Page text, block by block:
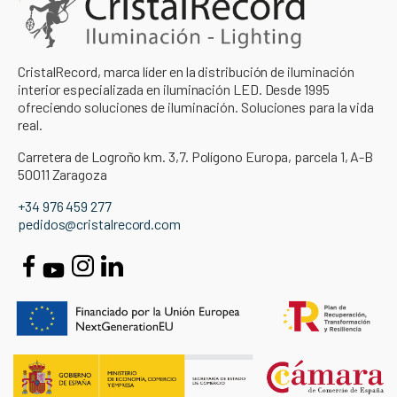
CristalRecord, marca líder en la distribución de iluminación
interior especializada en iluminación LED. Desde 1995
ofreciendo soluciones de iluminación. Soluciones para la vida
real.
Carretera de Logroño km. 3,7. Polígono Europa, parcela 1, A-B
50011 Zaragoza
+34 976 459 277
pedidos@cristalrecord.com